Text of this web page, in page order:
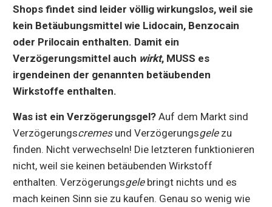
Shops findet sind leider völlig wirkungslos, weil sie
kein Betäubungsmittel wie Lidocain, Benzocain
oder Prilocain enthalten. Damit ein
Verzögerungsmittel auch wirkt, MUSS es
irgendeinen der genannten betäubenden
Wirkstoffe enthalten.
Was ist ein Verzögerungsgel? Auf dem Markt sind
Verzögerungscremesund Verzögerungsgelezu
finden. Nicht verwechseln! Die letzteren funktionieren
nicht, weil sie keinen betäubenden Wirkstoff
enthalten. Verzögerungsgelebringt nichts und es
mach keinen Sinn sie zu kaufen. Genau so wenig wie